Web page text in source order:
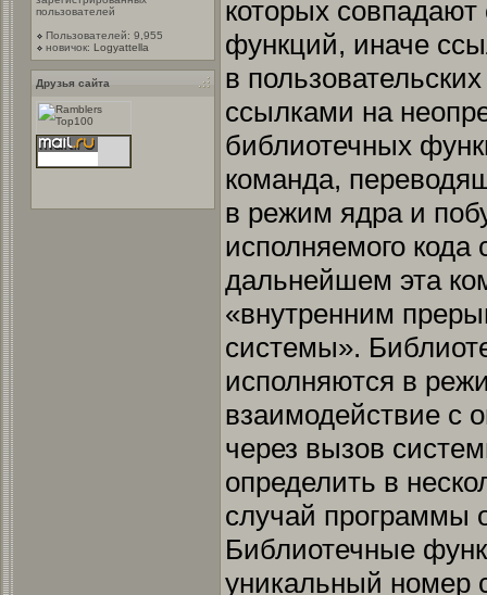
пользователей
Пользователей: 9,955
новичок: Logyattella
Друзья сайта
которых
функций, иначе
в
ссылками на
библиотечных
команда,
в режим ядра и
исполняемого
дальнейшем эта
«внутренним
системы».
исполняются в
взаимодействие с
через вызов
определить в
случай программы
Библиотечные
уникальный номер